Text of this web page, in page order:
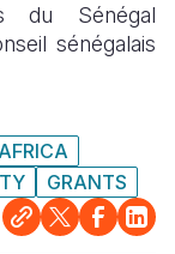
du Sénégal
sénégalais
GRANTS